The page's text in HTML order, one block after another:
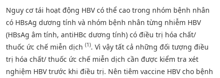
Nguy cơ tái hoạt động HBV có thể cao trong nhóm bệnh nhân
có HBsAg dương tính và nhóm bệnh nhân từng nhiễm HBV
(HBsAg âm tính, antiHBc dương tính) có điều trị hóa chất/
thuốc ức chế miễn dịch (1). Vì vậy tất cả những đối tượng điều
trị hóa chất/ thuốc ức chế miễn dịch cần được kiểm tra xét
nghiệm HBV trước khi điều trị. Nên tiêm vaccine HBV cho bệnh